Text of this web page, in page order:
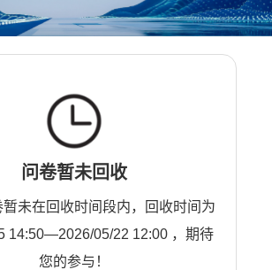
问卷暂未回收
未在回收时间段内，回收时间为
14:50—2026/05/22 12:00 ，期待
您的参与！